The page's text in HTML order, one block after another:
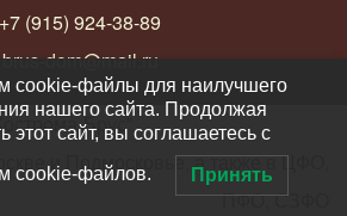
+7 (915) 924-38-89
brus-dom@mail.ru
Брус"
и Подмосковье, а также в ЦФО,
ПФО, СЗФО
cookie-файлы для наилучшего
нашего сайта. Продолжая
этот сайт, вы соглашаетесь с
cookie-файлов. Принять